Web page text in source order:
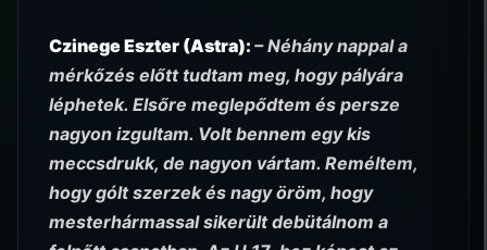
Czinege Eszter (Astra): – Néhány nappal a
mérkőzés előtt tudtam meg, hogy pályára
léphetek. Elsőre meglepődtem és persze
nagyon izgultam. Volt bennem egy kis
meccsdrukk, de nagyon vártam. Reméltem,
hogy gólt szerzek és nagy öröm, hogy
mesterhármassal sikerült debütálnom a